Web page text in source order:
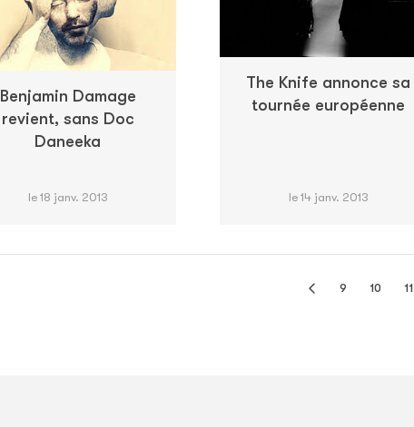
Benjamin Damage
revient, sans Doc
Daneeka
le 18 janv. 2013
The Knife annonce sa
tournée européenne
le 14 janv. 2013
9 10 11